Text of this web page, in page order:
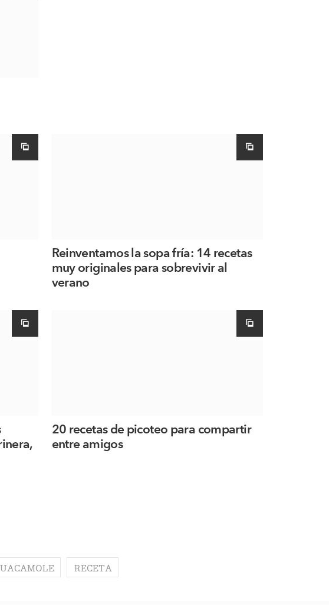
Reinventamos la sopa fría: 14 recetas
muy originales para sobrevivir al
verano
20 recetas de picoteo para compartir
entre amigos
RECETA